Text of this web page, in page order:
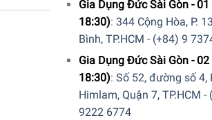
những tư vấn chi tiết và đặt mua sản
Gia Dụng Đức Sài Gòn - 01
18:30): 344 Cộng Hòa, P.
Bình, TP.HCM - (+84) 9
Gia Dụng Đức Sài Gòn - 02
18:30): Số 52, đường số 4,
Himlam, Quận 7, TP.HCM -
9222 6774